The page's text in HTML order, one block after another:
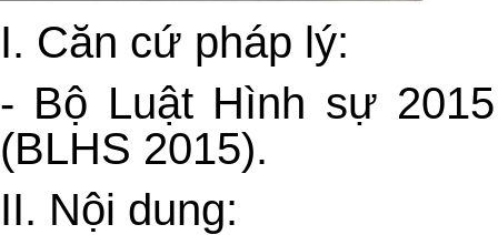
I. Căn cứ pháp lý:
- Bộ Luật Hình sự
(BLHS 2015).
II. Nội dung: